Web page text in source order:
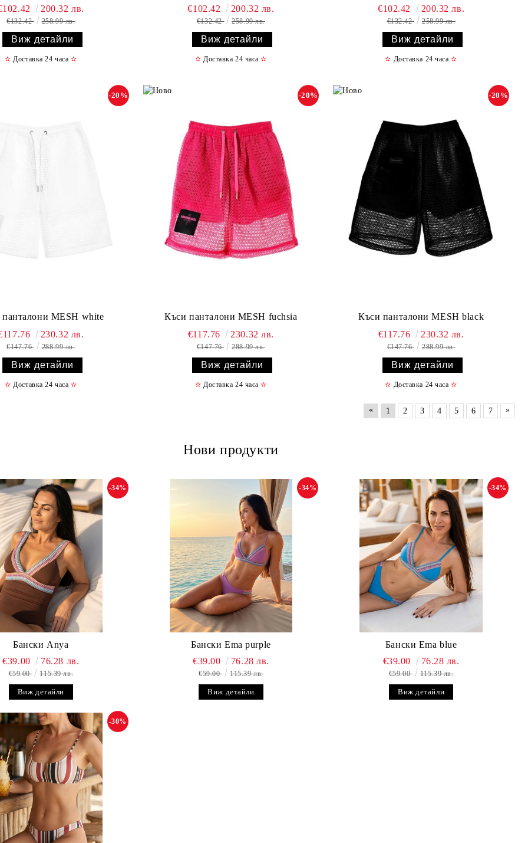
200.32 лв.
€132.42 258.99 лв.
Виж детайли
✫ Доставка 24 часа ✫
€102.42 200.32 лв.
€132.42 258.99 лв.
Виж детайли
✫ Доставка 24 часа✫
€102.42 200.32 лв.
€132.42 258.99 лв.
Виж детайли
✫ Доставка 24 часа✫
MESH white
-20%
230.32 лв.
€147.76 288.99 лв.
Виж детайли
✫ Доставка 24 часа ✫
Къси панталони MESH fuchsia
-20%
€117.76 230.32 лв.
€147.76 288.99 лв.
Виж детайли
✫ Доставка 24 часа✫
Къси панталони MESH black
-20%
€117.76 230.32 лв.
€147.76 288.99 лв.
Виж детайли
✫ Доставка 24 часа✫
« 1 2 3 4 5 6 7 »
Нови продукти
Бански Anya
-34%
€39.00 76.28 лв.
€59.00 115.39 лв.
Виж детайли
Бански Ema purple
-34%
€39.00 76.28 лв.
€59.00 115.39 лв.
Виж детайли
Бански Ema blue
-34%
€39.00 76.28 лв.
€59.00 115.39 лв.
Виж детайли
-30%